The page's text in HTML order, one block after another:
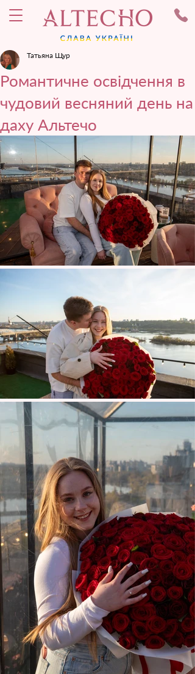
Романтичне освідчення в
чудовий весняний день на
даху Альтечо
Татьяна Щур